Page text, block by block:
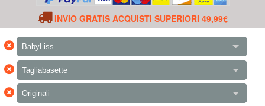
INVIO GRATIS ACQUISTI SUPERIORI 49,99€
× BabyLiss
× Tagliabasette
× Originali